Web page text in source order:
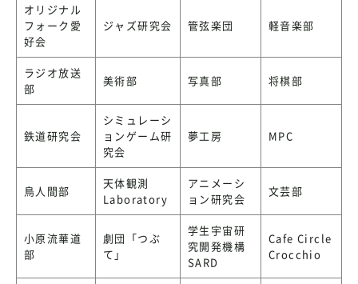
オリジナル
フォーク愛
好会
ジャズ研究会 管弦楽団 軽音楽部
ラジオ放送
部
美術部 写真部 将棋部
鉄道研究会
シミュレーシ
ョンゲーム研
究会
夢工房 MPC
鳥人間部
天体観測
Laboratory
アニメーシ
ョン研究会
文芸部
小原流華道
部
劇団「つぶ
て」
学生宇宙研
究開発機構
SARD
Cafe Circle
Crocchio